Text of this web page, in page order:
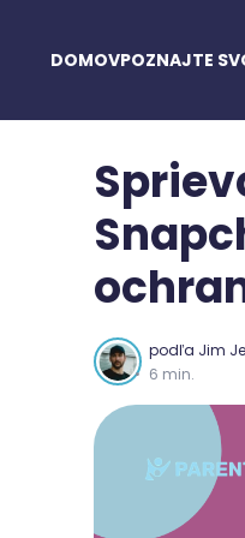
DOMOVPOZNAJTE
podľa Jim
6 min.